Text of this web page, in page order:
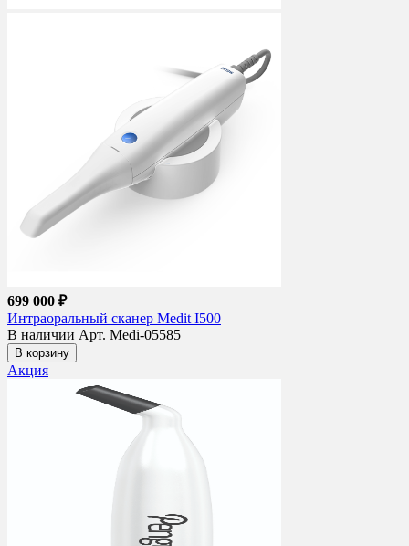
699 000 ₽
Интраоральный сканер Medit I500
В наличии Арт. Medi-05585
В корзину
Акция